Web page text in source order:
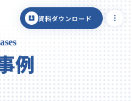
資料ダウンロード
例